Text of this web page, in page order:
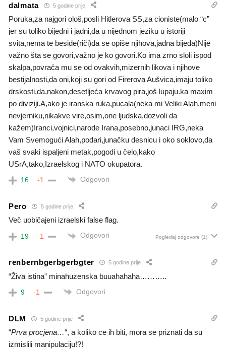
dalmata 5 godine prije
Poruka,za najgori ološ,posli Hitlerova SS,za cioniste(malo “c”
jer su toliko bijedni i jadni,da u nijednom jeziku u istoriji
svita,nema te beside(riči)da se opiše njihova,jadna bijeda)Nije
važno šta se govori,važno je ko govori.Ko ima zrno sloli ispod
skalpa,povrača mu se od ovakvih,mizernih likova i njihove
bestijalnosti,da oni,koji su gori od Firerova Aušvica,imaju toliko
drskosti,da,nakon,desetljeća krvavog pira,još lupaju.ka maxim
po diviziji.A,ako je iranska ruka,pucala(neka mi Veliki Alah,meni
nevjerniku,nikakve vire,osim,one ljudska,dozvoli da
kažem)Iranci,vojnici,narode Irana,posebno,junaci IRG,neka
Vam Svemogući Alah,podari,junačku desnicu i oko soklovo,da
vaš svaki ispaljeni metak,pogodi u čelo,kako
USrA,tako,Izraelskog i NATO okupatora.
16 -1 Odgovori
Pero 5 godine prije
Več uobičajeni izraelski false flag.
19 -1 Odgovori Pogledaj odgovore (1)
renbernbgerbgerbgter 5 godine prije
“Živa istina” minahuzenska buuahahaha………..
9 -1 Odgovori
DLM 5 godine prije
“Prva procjena…“, a koliko ce ih biti, mora se priznati da su
izmislili manipulaciju!?!